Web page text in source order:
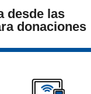
donaciones